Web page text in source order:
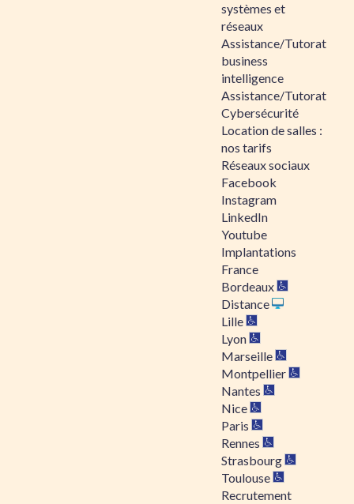
systèmes et
réseaux
Assistance/Tutorat
business
intelligence
Assistance/Tutorat
Cybersécurité
Location de salles :
nos tarifs
Réseaux sociaux
Facebook
Instagram
LinkedIn
Youtube
Implantations
France
Bordeaux
Distance
Lille
Lyon
Marseille
Montpellier
Nantes
Nice
Paris
Rennes
Strasbourg
Toulouse
Recrutement